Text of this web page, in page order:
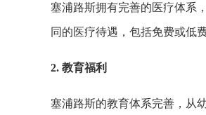
塞浦路斯拥有完善的医疗体系
同的医疗待遇，包括免费或低
2. 教育福利
塞浦路斯的教育体系完善，从